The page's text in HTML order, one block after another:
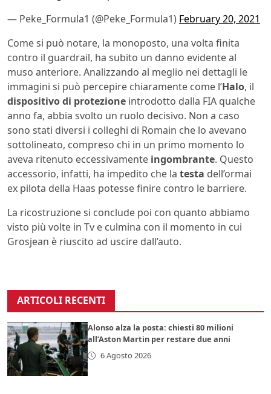
— Peke_Formula1 (@Peke_Formula1) February 20, 2021
Come si può notare, la monoposto, una volta finita
contro il guardrail, ha subito un danno evidente al
muso anteriore. Analizzando al meglio nei dettagli le
immagini si può percepire chiaramente come l’Halo, il
dispositivo di protezione introdotto dalla FIA qualche
anno fa, abbia svolto un ruolo decisivo. Non a caso
sono stati diversi i colleghi di Romain che lo avevano
sottolineato, compreso chi in un primo momento lo
aveva ritenuto eccessivamente ingombrante. Questo
accessorio, infatti, ha impedito che la testa dell’ormai
ex pilota della Haas potesse finire contro le barriere.
La ricostruzione si conclude poi con quanto abbiamo
visto più volte in Tv e culmina con il momento in cui
Grosjean è riuscito ad uscire dall’auto.
ARTICOLI RECENTI
Alonso alza la posta: chiesti 80 milioni
all’Aston Martin per restare due anni
6 Agosto 2026